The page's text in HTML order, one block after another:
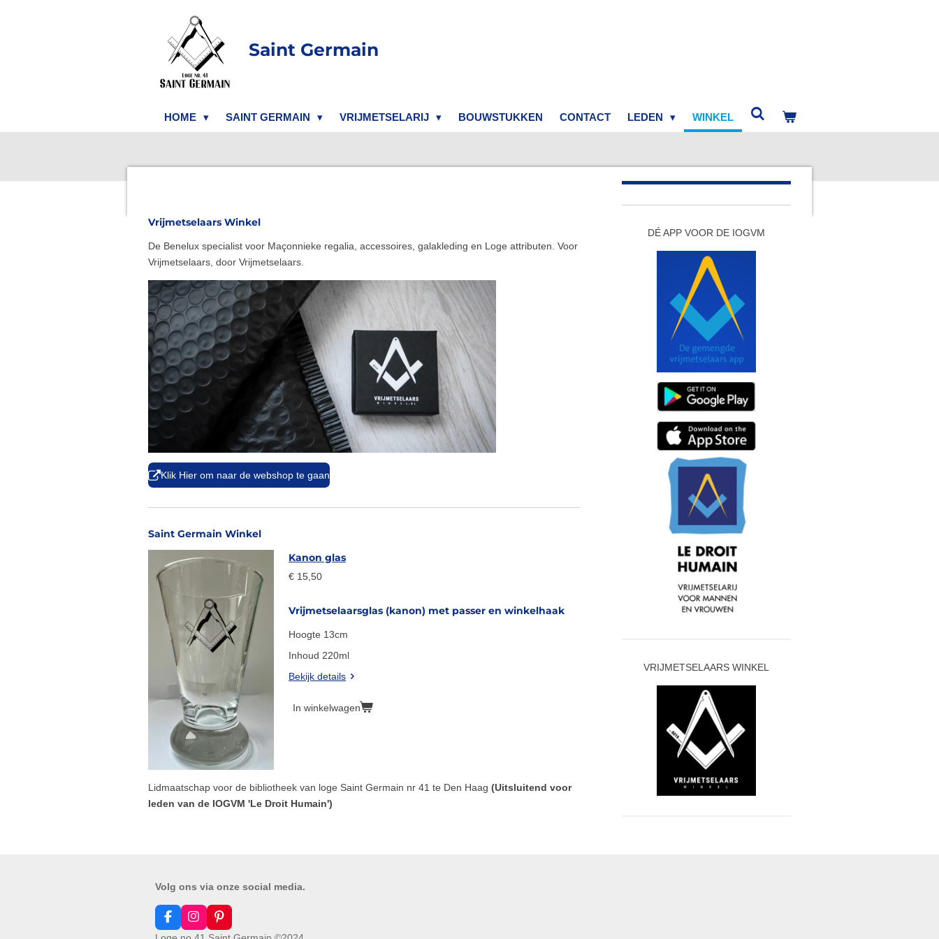
Saint Germain
HOME SAINT GERMAIN VRIJMETSELARIJ BOUWSTUKKEN CONTACT LEDEN WINKEL
Vrijmetselaars Winkel
De Benelux specialist voor Maçonnieke regalia, accessoires, galakleding en Loge attributen. Voor
Vrijmetselaars, door Vrijmetselaars.
Klik Hier om naar de webshop te gaan
Saint Germain Winkel
Kanon glas
€ 15,50
Vrijmetselaarsglas (kanon) met passer en winkelhaak
Hoogte 13cm
Inhoud 220ml
Bekijk details
In winkelwagen
Lidmaatschap voor de bibliotheek van loge Saint Germain nr 41 te Den Haag (Uitsluitend voor
leden van de IOGVM 'Le Droit Humain')
DÉ APP VOOR DE IOGVM
VRIJMETSELAARS WINKEL
Volg ons via onze social media.
F
a
I
n
P
i